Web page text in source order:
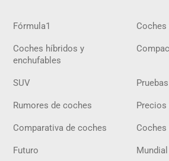
Fórmula1
Coches híbridos y
enchufables
SUV
Rumores de coches Precios
Comparativa de coches
Futuro